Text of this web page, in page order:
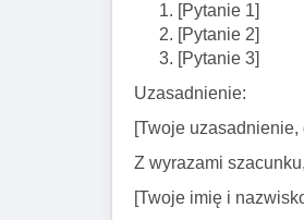
[Pytanie 1]
[Pytanie 2]
[Pytanie 3]
Uzasadnienie:
[Twoje
Z wyrazami szacunku,
[Twoje imię i